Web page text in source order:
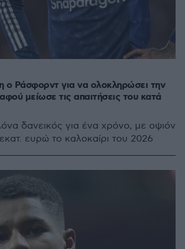
ο Ράσφορντ για να ολοκληρώσει την
μείωσε τις απαιτήσεις του κατά
δανεικός για ένα χρόνο, με οψιόν
ευρώ το καλοκαίρι του 2026